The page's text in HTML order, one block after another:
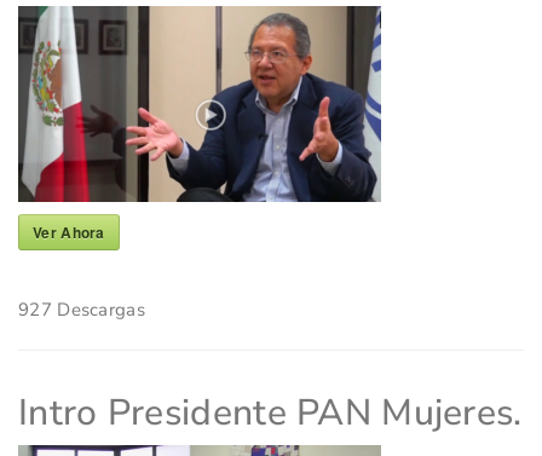
Ver Ahora
927 Descargas
Intro Presidente PAN Mujeres.